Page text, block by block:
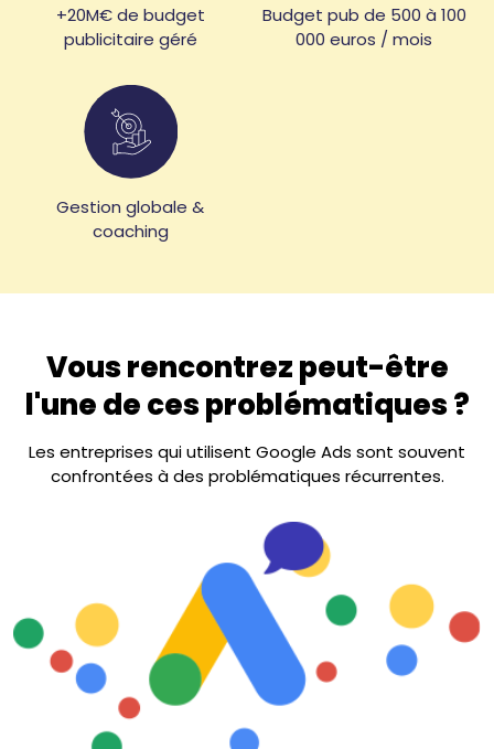
+20M€ de budget
publicitaire géré
Budget pub de 500 à 100
000 euros / mois
Gestion globale &
coaching
Vous rencontrez peut-être
l'une de ces problématiques ?
Les entreprises qui utilisent Google Ads sont souvent
confrontées à des problématiques récurrentes.